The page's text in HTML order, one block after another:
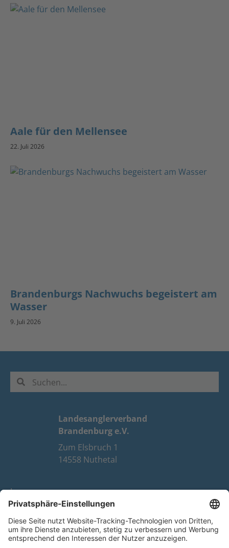
Aale für den Mellensee
22. Juli 2026
Brandenburgs Nachwuchs begeistert am
Wasser
9. Juli 2026
Landesanglerverband
Brandenburg e.V.
Zum Elsbruch 1
14558 Nuthetal
Impressum
Datenschutz
FAQ